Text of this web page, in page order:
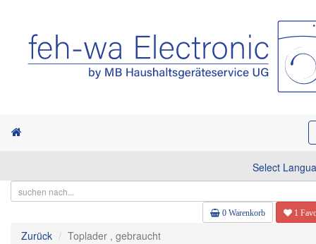
Select
0 Warenkorb 1
Zurück Toplader , gebraucht